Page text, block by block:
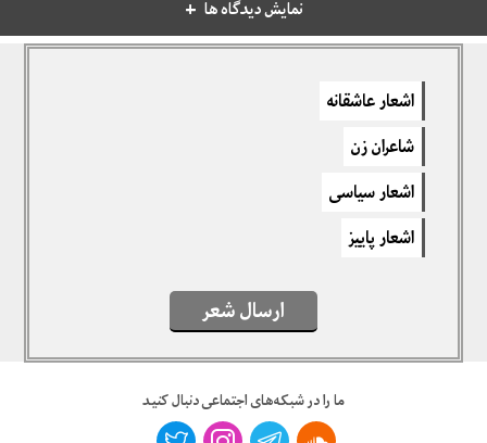
نمایش دیدگاه ها
دیدگاهتان را بنویسید
برای نوشتن دیدگاه باید
اشعار عاشقانه
شاعران زن
اشعار سیاسی
اشعار پاییز
ارسال شعر
ما را در شبکه‌های اجتماعی دنبال کنید